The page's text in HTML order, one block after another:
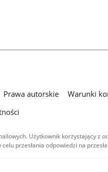
Prawa autorskie Warunki
Użytkownik korzystający z
przesłania odpowiedzi na